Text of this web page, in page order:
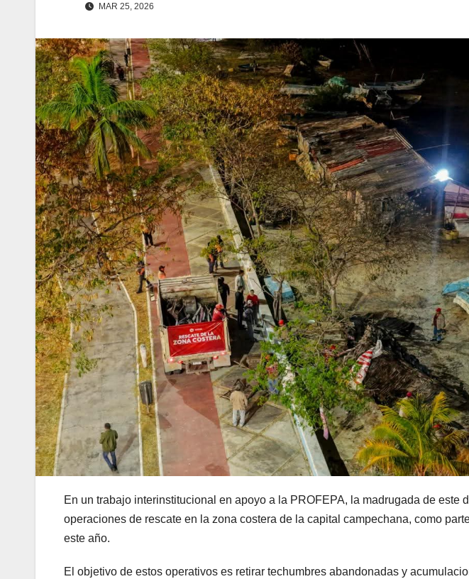
MAR 25, 2026
En un trabajo interinstitucional en apoyo a la PROFEPA, la madrugada de este
operaciones de rescate en la zona costera de la capital campechana, como
este año.
El objetivo de estos operativos es retirar techumbres abandonadas y